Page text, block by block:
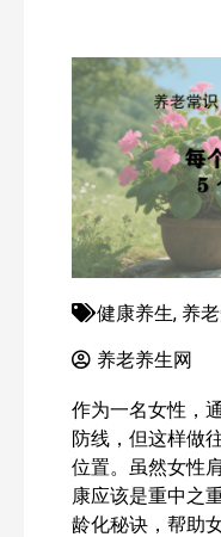
健康养生, 养
养老养生网
作为一名女性，
防线，但这样做
位置。虽然女性
康应该是重中之
龄化秘诀，帮助